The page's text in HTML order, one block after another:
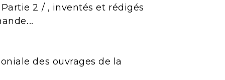
2 / , inventés et rédigés
des ouvrages de la